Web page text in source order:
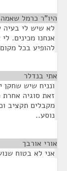
היו"ר כרמל
לא שיש לי
אנחנו מכינים.
להופיע בכל
אתי בנדלר
ונניח שיש שחקן
זאת סוגיה
מקבלים תקציב
נוסע..
אורי אורבך
אני לא בטוח